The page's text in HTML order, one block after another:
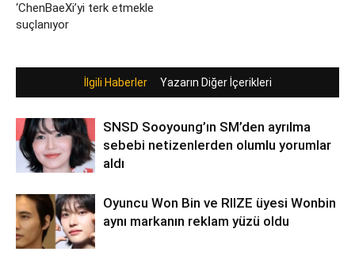
‘ChenBaeXi’yi terk etmekle
suçlanıyor
İlgili Haberler Yazarın Diğer İçerikleri
SNSD Sooyoung’ın SM’den ayrılma
sebebi netizenlerden olumlu yorumlar
aldı
Oyuncu Won Bin ve RIIZE üyesi Wonbin
aynı markanın reklam yüzü oldu